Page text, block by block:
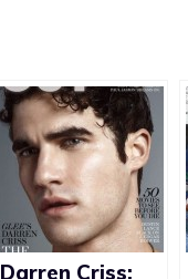
Darren Criss: